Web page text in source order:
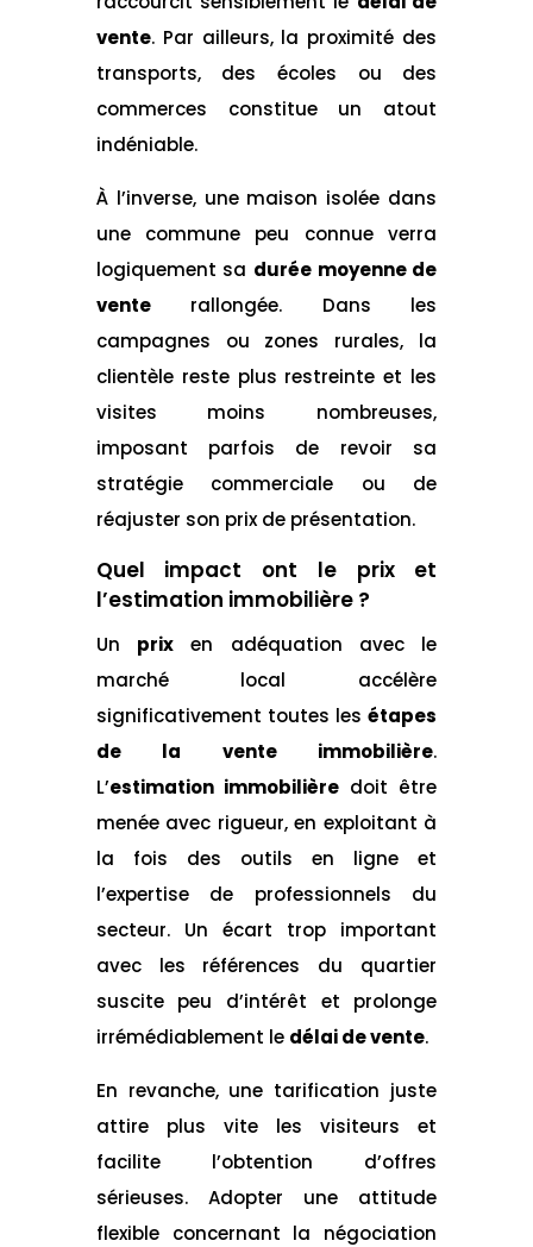
vente. Par ailleurs, la proximité des
transports, des écoles ou des
commerces constitue un atout
indéniable.
À l’inverse, une maison isolée dans
une commune peu connue verra
logiquement sa durée moyenne de
vente
rallongée. Dans les
campagnes ou zones rurales, la
clientèle reste plus restreinte et les
visites moins nombreuses,
imposant parfois de revoir sa
stratégie commerciale ou de
réajuster son prix de présentation.
Quel impact ont le prix et
l’estimation immobilière?
Un prix
en adéquation avec le
marché local accélère
significativement toutes les étapes
de la vente immobilière.
L’estimation immobilière doit être
menée avec rigueur, en exploitant à
la fois des outils en ligne et
l’expertise de professionnels du
secteur. Un écart trop important
avec les références du quartier
suscite peu d’intérêt et prolonge
irrémédiablement le délai de vente.
En revanche, une tarification juste
attire plus vite les visiteurs et
facilite l’obtention d’offres
sérieuses. Adopter une attitude
flexible concernant la négociation